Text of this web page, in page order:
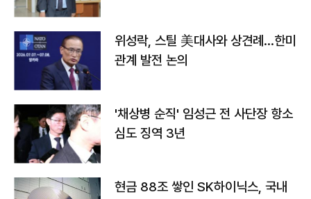
위성락, 스틸 美대사와 상견례…한미
관계 발전 논의
'채상병 순직' 임성근 전 사단장 항소
심도 징역 3년
현금 88조 쌓인 SK하이닉스, 국내